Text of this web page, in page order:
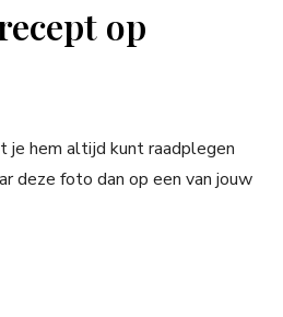
op
je hem altijd kunt raadplegen
deze foto dan op een van jouw